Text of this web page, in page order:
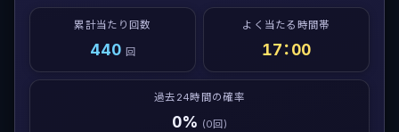
累計当たり回数
440 回
よく当たる時間帯
17：00
過去24時間の確率
0% (0回)